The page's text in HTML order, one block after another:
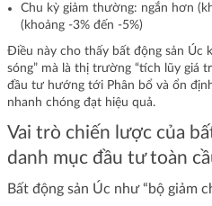
Chu kỳ giảm thường: ngắn hơn
(khoảng -3% đến -5%)
Điều này cho thấy bất động sản Úc
sóng” mà là thị trường “tích lũy giá
đầu tư hướng tới Phân bổ và ổn
nhanh chóng đạt hiệu quả.
Vai trò chiến lược của
danh mục đầu tư toàn
Bất động sản Úc như “bộ giảm